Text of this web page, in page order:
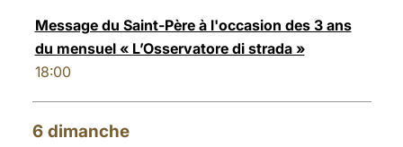
Message du Saint-Père à l'occasion des 3 ans
du mensuel « L’Osservatore di strada »
18:00
6 dimanche